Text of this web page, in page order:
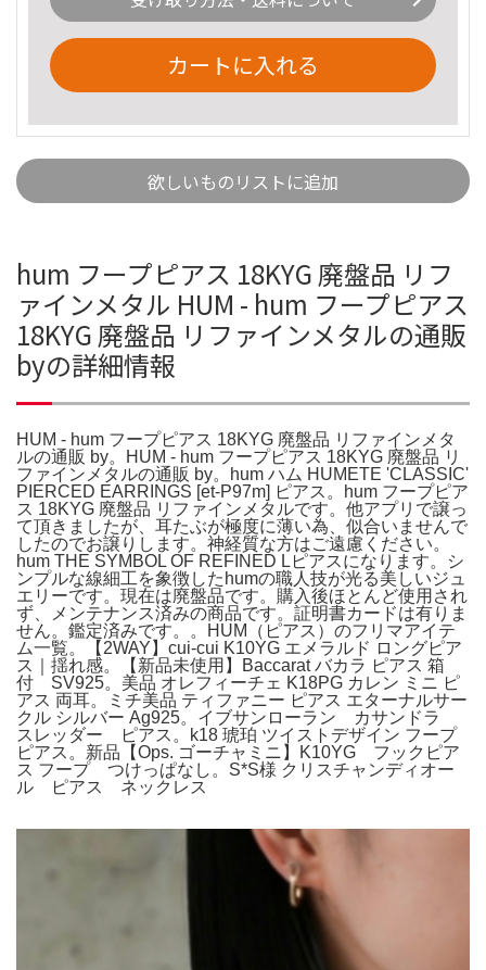
カートに入れる
欲しいものリストに追加
hum フープピアス 18KYG 廃盤品 リフ
ァインメタル HUM - hum フープピアス
18KYG 廃盤品 リファインメタルの通販
byの詳細情報
HUM - hum フープピアス 18KYG 廃盤品 リファインメタ
ルの通販 by。HUM - hum フープピアス 18KYG 廃盤品 リ
ファインメタルの通販 by。hum ハム HUMETE 'CLASSIC'
PIERCED EARRINGS [et-P97m] ピアス。hum フープピア
ス 18KYG 廃盤品 リファインメタルです。他アプリで譲っ
て頂きましたが、耳たぶが極度に薄い為、似合いませんで
したのでお譲りします。神経質な方はご遠慮ください。
hum THE SYMBOL OF REFINED Lピアスになります。シ
ンプルな線細工を象徴したhumの職人技が光る美しいジュ
エリーです。現在は廃盤品です。購入後ほとんど使用され
ず、メンテナンス済みの商品です。証明書カードは有りま
せん。鑑定済みです。。HUM（ピアス）のフリマアイテ
ム一覧。【2WAY】cui-cui K10YG エメラルド ロングピア
ス｜揺れ感。【新品未使用】Baccarat バカラ ピアス 箱
付 SV925。美品 オレフィーチェ K18PG カレン ミニ ピ
アス 両耳。ミチ美品 ティファニー ピアス エターナルサー
クル シルバー Ag925。イブサンローラン カサンドラ
スレッダー ピアス。k18 琥珀 ツイストデザイン フープ
ピアス。新品【Ops. ゴーチャミニ】K10YG フックピア
ス フープ つけっぱなし。S*S様 クリスチャンディオー
ル ピアス ネックレス